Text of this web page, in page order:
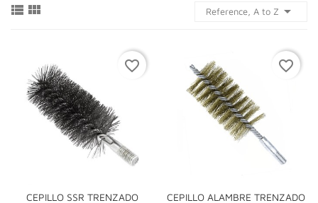
  Reference, A to Z 
CEPILLO SSR TRENZADO
favorite_border
CEPILLO ALAMBRE TRENZADO
favorite_border